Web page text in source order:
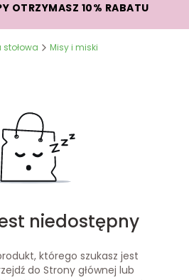
OTRZYMASZ 10% RABATU
Misy i miski
niedostępny
którego szukasz jest
do Strony głównej lub